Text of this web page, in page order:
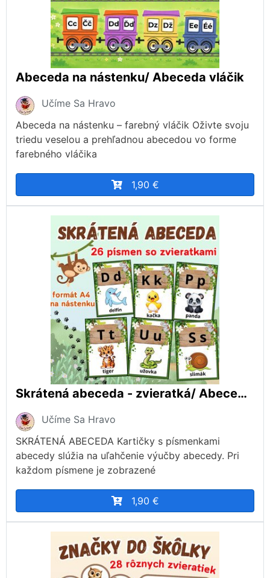
Abeceda na nástenku/ Abeceda vláčik
Učíme Sa Hravo
Abeceda na nástenku – farebný vláčik Oživte svoju
triedu veselou a prehľadnou abecedou vo forme
farebného vláčika
1,90 €
Skrátená abeceda - zvieratká/ Abeceda na nástenku
Učíme Sa Hravo
SKRÁTENÁ ABECEDA Kartičky s písmenkami
abecedy slúžia na uľahčenie výučby abecedy. Pri
každom písmene je zobrazené
1,90 €